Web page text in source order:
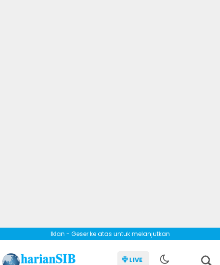
Iklan - Geser ke atas untuk melanjutkan
LIVE